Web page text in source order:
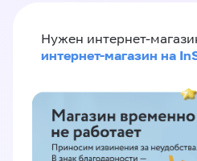
Нужен интернет-
интернет-магазин на